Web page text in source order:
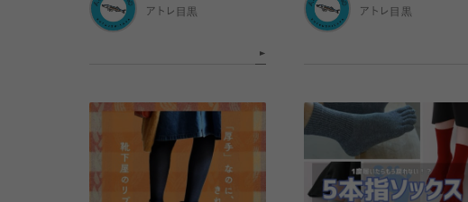
アトレ目黒
アトレ目黒